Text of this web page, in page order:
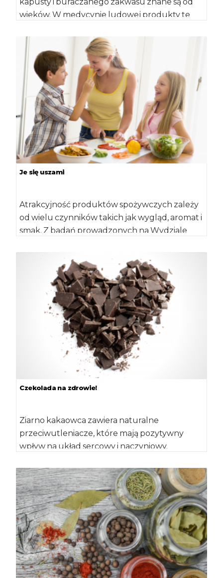
wieków. W medycynie ludowej produkty te
Je się uszami
Atrakcyjność produktów spożywczych zależy
od wielu czynników takich jak wygląd, aromat i
smak. Z badań prowadzonych na Wydziale
Czekolada na zdrowie!
Ziarno kakaowca zawiera naturalne
przeciwutleniacze, które mają pozytywny
wpływ na układ sercowy i naczyniowy.
proszku kakaowego […]